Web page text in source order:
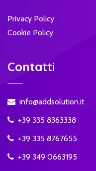
Privacy Policy
Cookie Policy
Contatti
info@addsolution.it
+39 335 8363338
+39 335 8767655
+39 349 0663195